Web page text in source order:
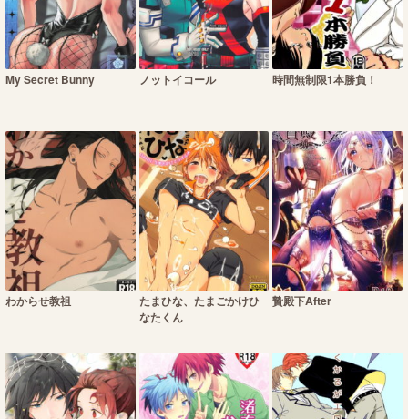
My Secret Bunny ノットイコール 時間無制限1本勝負！
わからせ教祖
たまひな、たまごかけひ
なたくん
贄殿下After